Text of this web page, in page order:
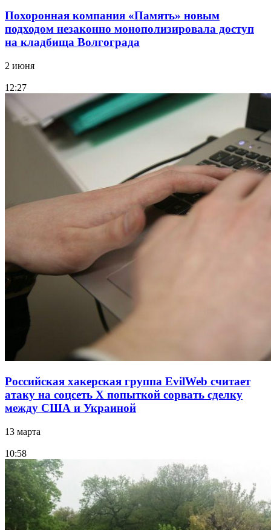
Похоронная компания «Память» новым
подходом незаконно монополизировала доступ
на кладбища Волгограда
2 июня
12:27
Российская хакерская группа EvilWeb считает
атаку на соцсеть Х попыткой сорвать сделку
между США и Украиной
13 марта
10:58